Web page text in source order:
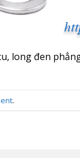
long đen
.